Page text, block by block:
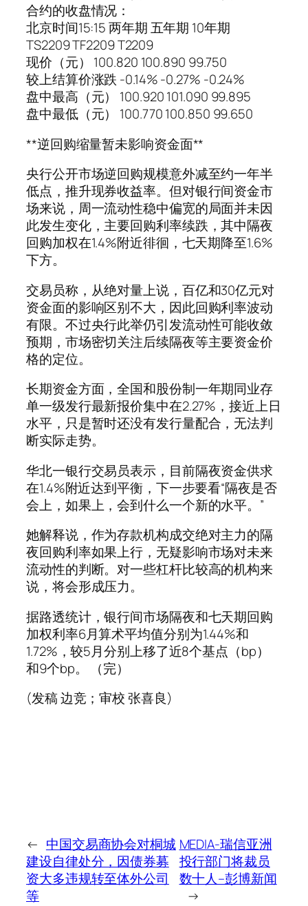
合约的收盘情况：
北京时间15:15 两年期 五年期 10年期
TS2209 TF2209 T2209
现价（元） 100.820 100.890 99.750
较上结算价涨跌 -0.14% -0.27% -0.24%
盘中最高（元） 100.920 101.090 99.895
盘中最低（元） 100.770 100.850 99.650
**逆回购缩量暂未影响资金面**
央行公开市场逆回购规模意外减至约一年半
低点，推升现券收益率。但对银行间资金市
场来说，周一流动性稳中偏宽的局面并未因
此发生变化，主要回购利率续跌，其中隔夜
回购加权在1.4%附近徘徊，七天期降至1.6%
下方。
交易员称，从绝对量上说，百亿和30亿元对
资金面的影响区别不大，因此回购利率波动
有限。不过央行此举仍引发流动性可能收敛
预期，市场密切关注后续隔夜等主要资金价
格的定位。
长期资金方面，全国和股份制一年期同业存
单一级发行最新报价集中在2.27%，接近上日
水平，只是暂时还没有发行量配合，无法判
断实际走势。
华北一银行交易员表示，目前隔夜资金供求
在1.4%附近达到平衡，下一步要看“隔夜是否
会上，如果上，会到什么一个新的水平。”
她解释说，作为存款机构成交绝对主力的隔
夜回购利率如果上行，无疑影响市场对未来
流动性的判断。对一些杠杆比较高的机构来
说，将会形成压力。
据路透统计，银行间市场隔夜和七天期回购
加权利率6月算术平均值分别为1.44%和
1.72%，较5月分别上移了近8个基点（bp）
和9个bp。 （完）
(发稿 边竞；审校 张喜良)
← 中国交易商协会对桐城
建设自律处分，因债券募
资大多违规转至体外公司
等
MEDIA-瑞信亚洲
投行部门将裁员
数十人–彭博新闻
→